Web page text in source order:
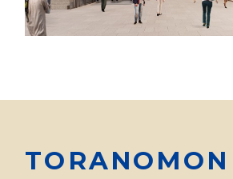
TORANOMON